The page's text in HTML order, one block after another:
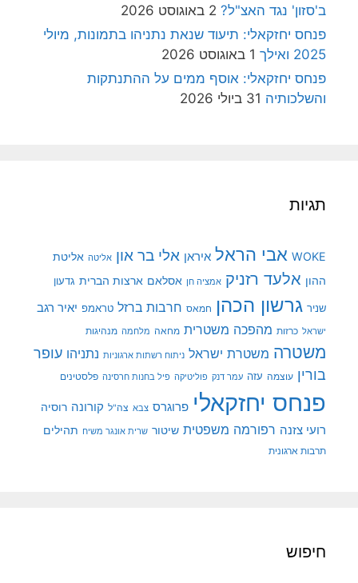
ב'סזון' נגד האצ"ל? 2 באוגוסט 2026
פנחס יחזקאלי: תיעוד שנאת נתניהו בתמונות, מיולי
2025 ואילך
1 באוגוסט 2026
פנחס יחזקאלי: אוסף ממים על ההתנתקות
והשלכותיה 31 ביולי 2026
תגיות
WOKE אבי הראל איראן אלי בר און אליטה אליטת
ההון אלעד רזניק אמציה חן אסלאם ארצות הברית גדעון
שניר גרשון הכהן חמאס חרבות ברזל טראמפ יאיר רגב
ישראל כרזות מהפכה משטרית מחאה מלחמה מנהיגות
משטרה משטרת ישראל ניתוח רשתות ארגוניות נתניהו עופר
בורין עוצמה עזה עמר דנק פוליטיקה פיל בחנות חרסינה פלסטינים
פנחס יחזקאלי פרוגרס צבא צה"ל קורונה רוסיה
רועי צזנה רפורמה משפטית שיטור שרית אונגר משיח תהילים
תרבות ארגונית
חיפוש